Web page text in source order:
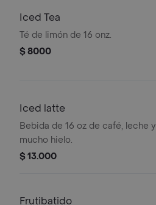
Iced Tea
Té de limón de 16 onz.
$ 8000
Iced latte
Bebida de 16 oz de café, leche y
mucho hielo.
$ 13.000
Frutibatido